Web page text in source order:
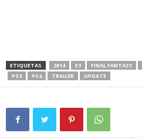
ETIQUETAS 2014 E3 FINAL FANTASY
PS3
PS4 TRAILER UPDATE